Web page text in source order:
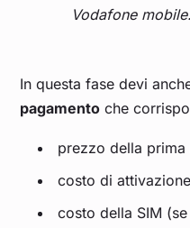
Vodafone
In questa fase devi
pagamento che
prezzo della prima
costo di
costo della SIM